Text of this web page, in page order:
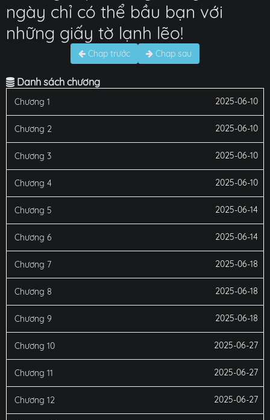
ngày chỉ có thể bầu bạn với
những giấy tờ lạnh lẽo!
Chap trước Chap sau
Danh sách chương
Chương 1 2025-06-10
Chương 2 2025-06-10
Chương 3 2025-06-10
Chương 4 2025-06-10
Chương 5 2025-06-14
Chương 6 2025-06-14
Chương 7 2025-06-18
Chương 8 2025-06-18
Chương 9 2025-06-18
Chương 10 2025-06-27
Chương 11 2025-06-27
Chương 12 2025-06-27